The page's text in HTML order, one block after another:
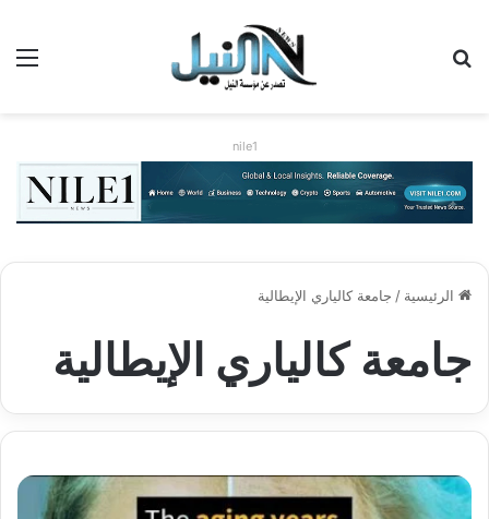
nile1
الرئيسية / جامعة كالياري الإيطالية
جامعة كالياري الإيطالية